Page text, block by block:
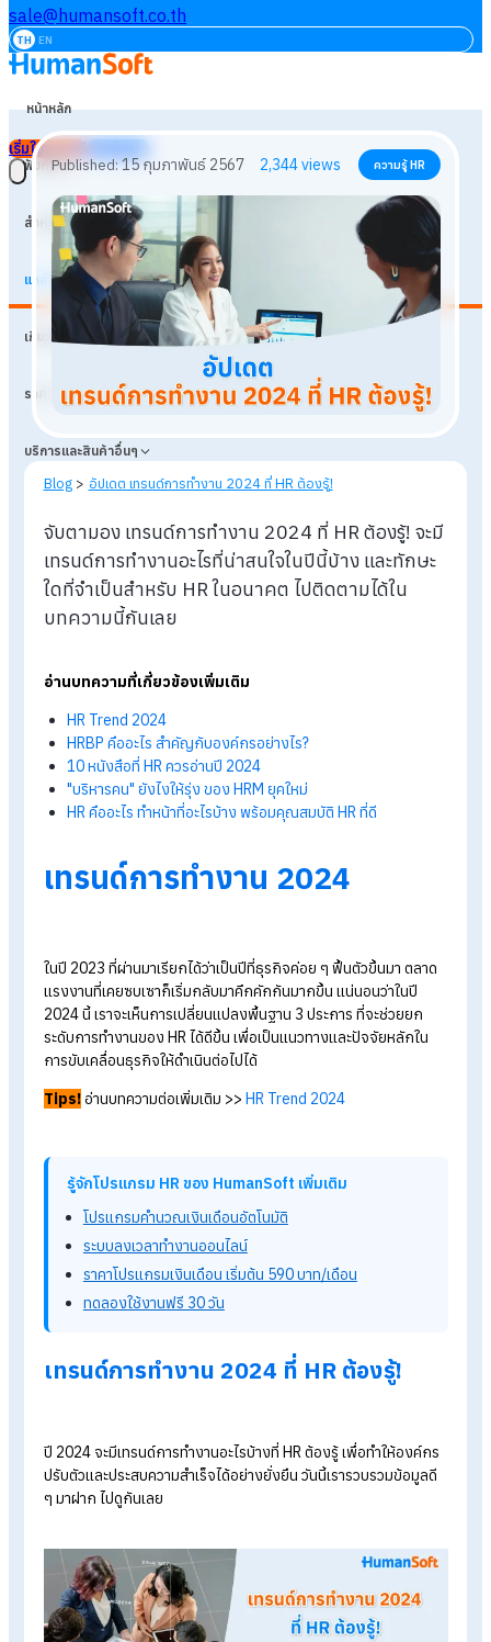
sale@humansoft.co.th
TH EN
หน้าหลัก
ฟังก์ชัน
สำหรับธุรกิจ
แหล่งเรียนรู้
เกี่ยวกับเรา
ราคา
บริการและสินค้าอื่นๆ
เริ่มใช้งานฟรี
Published:15 กุมภาพันธ์ 2567 2,344 views
Blog > อัปเดต เทรนด์การทำงาน 2024 ที่ HR ต้องรู้!
จับตามอง เทรนด์การทำงาน 2024 ที่ HR ต้องรู้! จ
เทรนด์การทำงานอะไรที่น่าสนใจในปีนี้บ้าง และทัก
ใดที่จำเป็นสำหรับ HR ในอนาคต ไปติดตามได้ใน
HR Trend 2024
HRBP คืออะไร สำคัญกับองค์กรอย่างไร?
10 หนังสือที่ HR ควรอ่านปี 2024
"บริหารคน" ยังไงให้รุ่ง ของ HRM ยุคใหม่
HR คืออะไร ทำหน้าที่อะไรบ้าง พร้อมคุณสมบัติ HR ที่ดี
ในปี 2023 ที่ผ่านมาเรียกได้ว่าเป็นปีที่ธุรกิจค่อย ๆ ฟื้นตัวขึ้นมา ตล
แรงงานที่เคยซบเซาก็เริ่มกลับมาคึกคักกันมากขึ้น แน่นอนว่าในปี
2024 นี้ เราจะเห็นการเปลี่ยนแปลงพื้นฐาน 3 ประการ ที่จะช่วยยก
ระดับการทำงานของ HR
การขับเคลื่อนธุรกิจให้ดำเนินต่อไปได้
รู้จักโปรแกรม HR ของ HumanSoft เพิ่มเติม
ระบบลงเวลาทำงานออนไลน์
ราคาโปรแกรมเงินเดือน เริ่มต้น 590 บาท/เดือน
ทดลองใช้งานฟรี 30 วัน